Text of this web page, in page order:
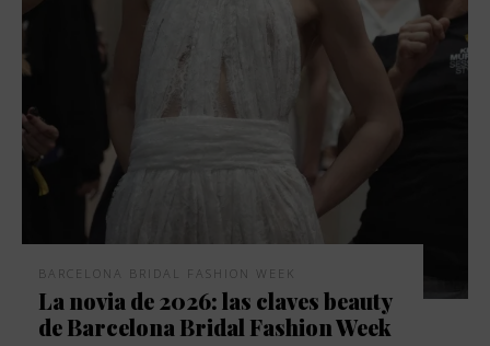
BARCELONA BRIDAL FASHION WEEK
La novia de 2026: las claves beauty
de Barcelona Bridal Fashion Week